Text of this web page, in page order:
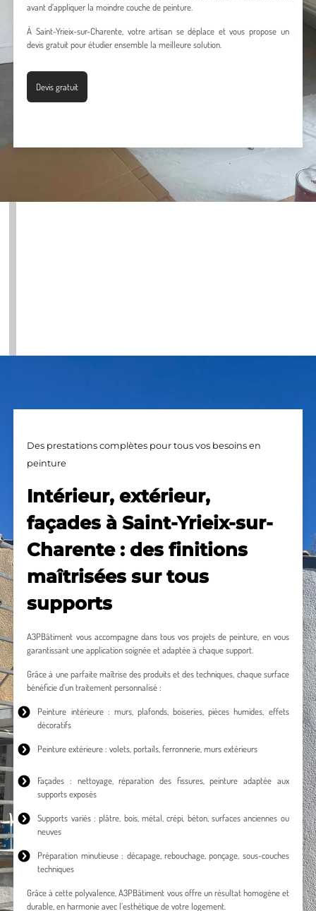
avant d’appliquer la moindre couche de peinture.
À Saint-Yrieix-sur-Charente, votre artisan se déplace et vous propose un
devis gratuit pour étudier ensemble la meilleure solution.
Devis gratuit
Des prestations complètes pour tous vos besoins en
peinture
Intérieur, extérieur,
façades à Saint-Yrieix-sur-
Charente : des finitions
maîtrisées sur tous
supports
A3PBâtiment vous accompagne dans tous vos projets de peinture, en vous
garantissant une application soignée et adaptée à chaque support.
Grâce à une parfaite maîtrise des produits et des techniques, chaque surface
bénéficie d’un traitement personnalisé :
Peinture intérieure: murs, plafonds, boiseries, pièces humides, effets
décoratifs
Peinture extérieure: volets, portails, ferronnerie, murs extérieurs
Façades : nettoyage, réparation des fissures, peinture adaptée aux
supports exposés
Supports variés : plâtre, bois, métal, crépi, béton, surfaces anciennes ou
neuves
Préparation minutieuse : décapage, rebouchage, ponçage, sous-couches
techniques
Grâce à cette polyvalence, A3PBâtiment vous offre un résultat homogène et
durable, en harmonie avec l’esthétique de votre logement.